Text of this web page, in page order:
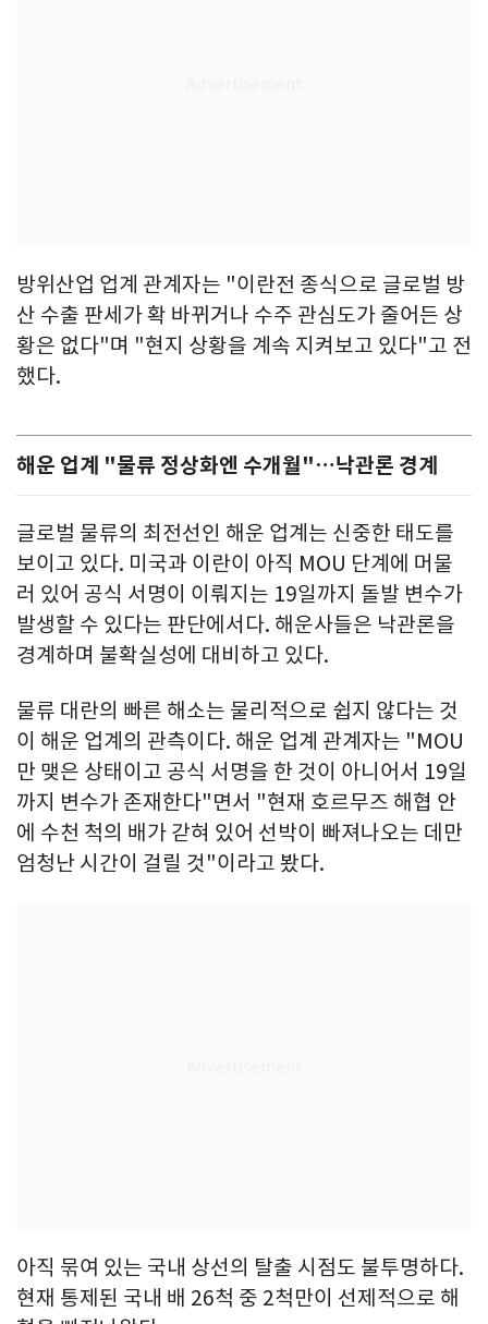
방위산업 업계 관계자는 "이란전 종식으로 글로벌 방
산 수출 판세가 확 바뀌거나 수주 관심도가 줄어든 상
황은 없다"며 "현지 상황을 계속 지켜보고 있다"고 전
했다.
해운 업계 "물류 정상화엔 수개월"…낙관론 경계
글로벌 물류의 최전선인 해운 업계는 신중한 태도를
보이고 있다. 미국과 이란이 아직 MOU 단계에 머물
러 있어 공식 서명이 이뤄지는 19일까지 돌발 변수가
발생할 수 있다는 판단에서다. 해운사들은 낙관론을
경계하며 불확실성에 대비하고 있다.
물류 대란의 빠른 해소는 물리적으로 쉽지 않다는 것
이 해운 업계의 관측이다. 해운 업계 관계자는 "MOU
만 맺은 상태이고 공식 서명을 한 것이 아니어서 19일
까지 변수가 존재한다"면서 "현재 호르무즈 해협 안
에 수천 척의 배가 갇혀 있어 선박이 빠져나오는 데만
엄청난 시간이 걸릴 것"이라고 봤다.
아직 묶여 있는 국내 상선의 탈출 시점도 불투명하다.
현재 통제된 국내 배 26척 중 2척만이 선제적으로 해